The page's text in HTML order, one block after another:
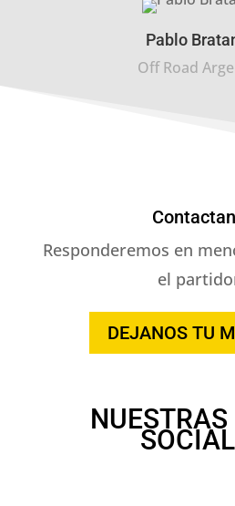
Pablo
Off Road
Responderemos en
el
DEJANOS TU
NUESTRAS